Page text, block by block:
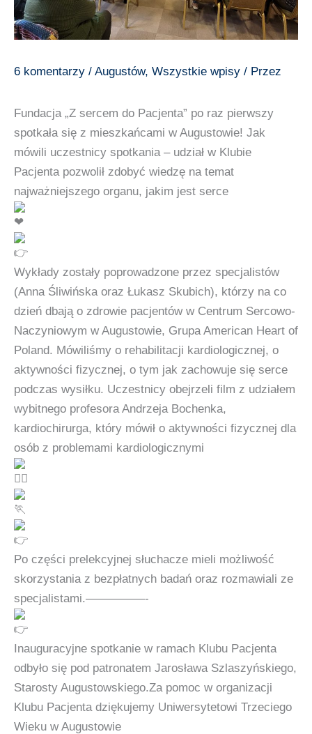
6 komentarzy / Augustów, Wszystkie wpisy / Przez
Fundacja „Z sercem do Pacjenta” po raz pierwszy
spotkała się z mieszkańcami w Augustowie! Jak
mówili uczestnicy spotkania – udział w Klubie
Pacjenta pozwolił zdobyć wiedzę na temat
najważniejszego organu, jakim jest serce
Wykłady zostały poprowadzone przez specjalistów
(Anna Śliwińska oraz Łukasz Skubich), którzy na co
dzień dbają o zdrowie pacjentów w Centrum Sercowo-
Naczyniowym w Augustowie, GrupaAmerican Heart of
Poland. Mówiliśmy o rehabilitacji kardiologicznej, o
aktywności fizycznej, o tym jak zachowuje się serce
podczas wysiłku. Uczestnicy obejrzeli film z udziałem
wybitnego profesora Andrzeja Bochenka,
kardiochirurga, który mówił o aktywności fizycznej dla
osób z problemami kardiologicznymi
Po części prelekcyjnej słuchacze mieli możliwość
skorzystania z bezpłatnych badań oraz rozmawiali ze
specjalistami.—————-
Inauguracyjne spotkanie w ramach Klubu Pacjenta
odbyło się pod patronatem Jarosława Szlaszyńskiego,
Starosty Augustowskiego.Za pomoc w organizacji
Klubu Pacjenta dziękujemy Uniwersytetowi Trzeciego
Wieku w Augustowie